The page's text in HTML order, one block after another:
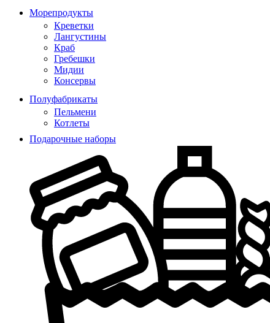
Морепродукты
Креветки
Лангустины
Краб
Гребешки
Мидии
Консервы
Полуфабрикаты
Пельмени
Котлеты
Подарочные наборы